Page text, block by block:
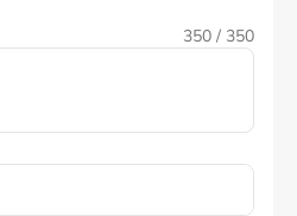
350 / 350